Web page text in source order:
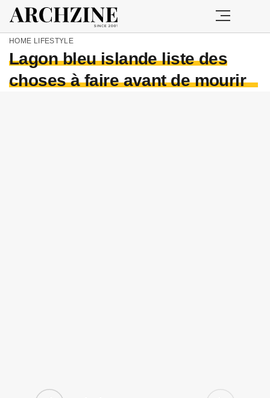
HOME LIFESTYLE
Lagon bleu islande liste des
choses à faire avant de mourir